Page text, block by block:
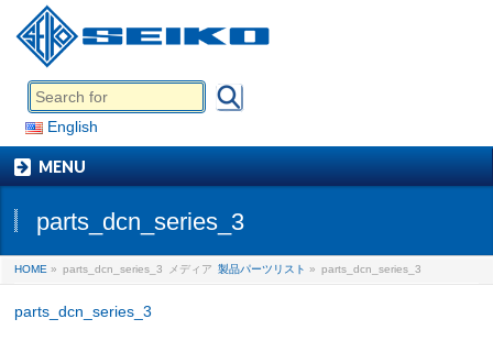
English
MENU
parts_dcn_series_3
HOME » parts_dcn_series_3 メディア 製品パーツリスト » parts_dcn_series_3
parts_dcn_series_3